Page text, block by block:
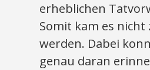
erheblichen
Somit kam es
werden. Dabei
genau daran